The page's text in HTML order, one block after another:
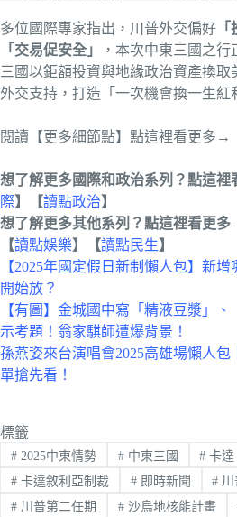
多位國際專家指出，川普外交偏好
「交易促安全」
，本次中東三國之行
三國以鉅額投資與地緣政治資產換取
外交支持，打造「一次機會換一生紅
閱讀【更多細節點】點這裡看更多→
想了解更多國際和政治系列？點這
際】【讀點政治】
想了解更多其他系列？點這裡看更
【讀點娛樂】【讀點民生】
【2025年國定假日新制懶人包】新
開始放？
【有圖】金城國中寫「精液豆漿」
示考題！翁家騏師遭爆背景！
孫燕姿來台演唱會2025高雄場懶人包
單搶先看！
標籤
#2025中東情勢 #中東三國 # 卡達
#卡達敘利亞制裁 #即時新聞 #
#川普第二任期 #沙烏地核能計畫